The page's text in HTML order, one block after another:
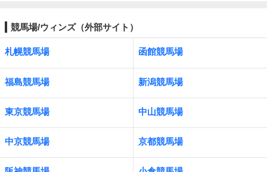
競馬場/ウィンズ（外部サイト）
札幌競馬場 函館競馬場
福島競馬場 新潟競馬場
東京競馬場 中山競馬場
中京競馬場 京都競馬場